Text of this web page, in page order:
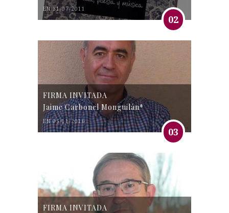
EN 31/07/2011
02
FIRMA INVITADA
Jaime Carbonel Monguilán*
EN 05/11/2016
03
FIRMA INVITADA